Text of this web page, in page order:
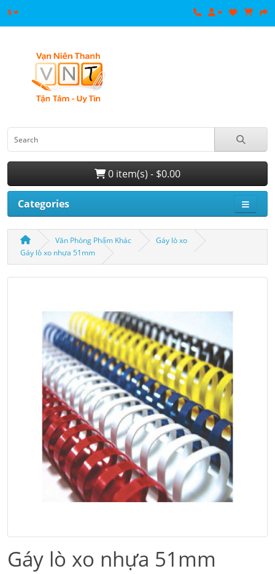
$
0 item(s) - $0.00
Categories
Văn Phòng Phẩm Khác
Gáy lò xo
Gáy lò xo nhựa 51mm
Gáy lò xo nhựa 51mm